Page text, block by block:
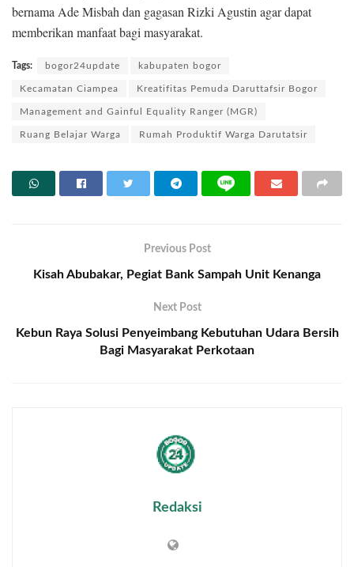
bernama Ade Misbah dan gagasan Rizki Agustin agar dapat
memberikan manfaat bagi masyarakat.
Tags: bogor24update kabupaten bogor
Kecamatan Ciampea Kreatifitas Pemuda Daruttafsir Bogor
Management and Gainful Equality Ranger (MGR)
Ruang Belajar Warga Rumah Produktif Warga Darutatsir
Previous Post
Kisah Abubakar, Pegiat Bank Sampah Unit Kenanga
Next Post
Kebun Raya Solusi Penyeimbang Kebutuhan Udara Bersih
Bagi Masyarakat Perkotaan
Redaksi